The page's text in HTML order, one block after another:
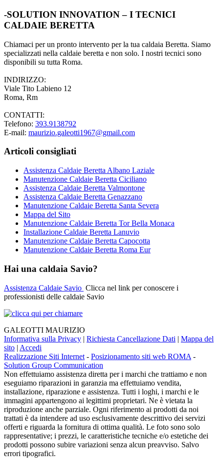
-SOLUTION INNOVATION – I TECNICI
CALDAIE BERETTA
Chiamaci per un pronto intervento per la tua caldaia Beretta. Siamo
specializzati nella caldaie beretta e non solo. I nostri tecnici sono
disponibili su tutta Roma.
INDIRIZZO:
Viale Tito Labieno 12
Roma, Rm
CONTATTI:
Telefono: 393.9138792
E-mail: maurizio.galeotti1967@gmail.com
Articoli consigliati
Assistenza Caldaie Beretta Albano Laziale
Manutenzione Caldaie Beretta Ciciliano
Assistenza Caldaie Beretta Valmontone
Assistenza Caldaie Beretta Genazzano
Manutenzione Caldaie Beretta Santa Severa
Mappa del Sito
Manutenzione Caldaie Beretta Tor Bella Monaca
Installazione Caldaie Beretta Lanuvio
Manutenzione Caldaie Beretta Capocotta
Manutenzione Caldaie Beretta Roma Eur
Hai una caldaia Savio?
Assistenza Caldaie Savio Clicca nel link per conoscere i
professionisti delle caldaie Savio
GALEOTTI MAURIZIO
Informativa sulla Privacy | Richiesta Cancellazione Dati | Mappa del
sito | Accedi
Realizzazione Siti Internet - Posizionamento siti web ROMA -
Solution Group Communication
Non effettuiamo assistenza diretta per i marchi che trattiamo e non
eseguiamo riparazioni in garanzia ma effettuiamo vendita,
installazione, riparazione e assistenza. Tutti i loghi, i marchi e le
immagini appartengono ai legittimi proprietari. Ne è vietata la
riproduzione anche parziale. Ogni riferimento ai prodotti da noi
trattati è da intendere ad uso esclusivamente descrittivo dei servizi
offerti e riguarda la fornitura di ottima qualità. Le foto sono solo
rappresentative; i prezzi, le caratteristiche tecniche e/o estetiche dei
prodotti possono subire variazioni senza alcun preavviso. Salvo
errori tipografici.